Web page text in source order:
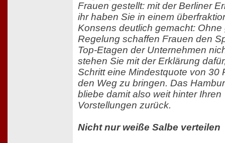
Frauen gestellt: mit der Berliner
ihr haben Sie in einem
Konsens deutlich gemacht: Ohne
Regelung schaffen Frauen den
Top-Etagen der Unternehmen
stehen Sie mit der Erklärung
Schritt eine Mindestquote von 30
den Weg zu bringen. Das
bliebe damit also weit hinter Ihren
Vorstellungen zurück.
Nicht nur weiße Salbe verteilen